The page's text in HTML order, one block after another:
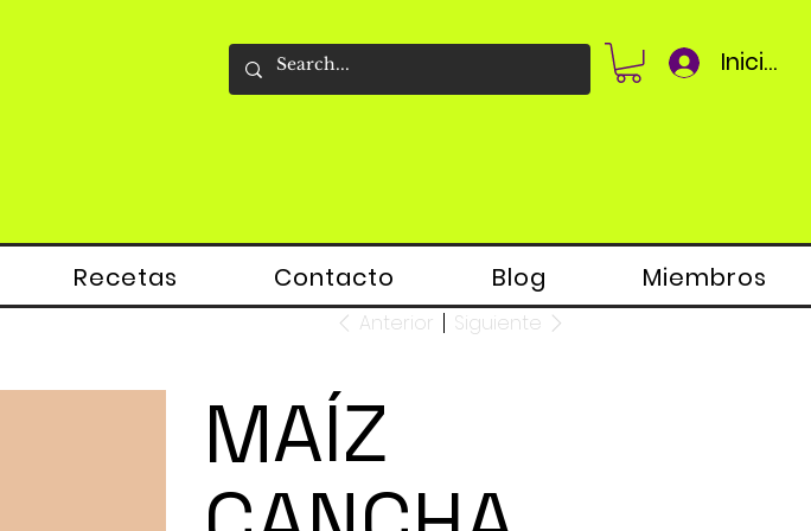
Iniciar
Recetas Contacto Blog Miembros
Anterior Siguiente
MAÍZ